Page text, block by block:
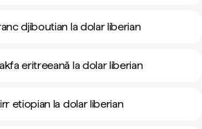
djiboutian la dolar liberian
eritreeană la dolar liberian
etiopian la dolar liberian